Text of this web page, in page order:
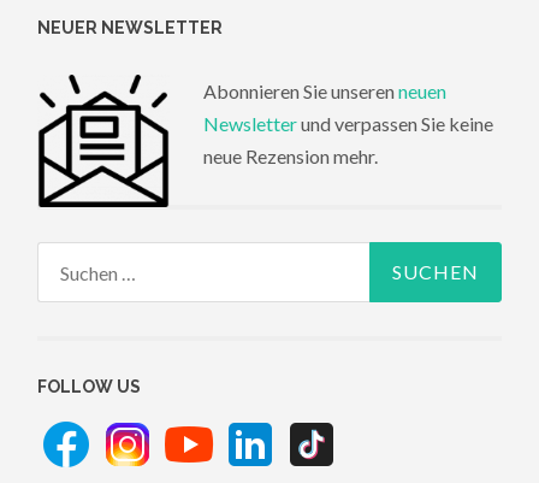
NEUER NEWSLETTER
Abonnieren Sie unseren neuen
Newsletterund verpassen Sie keine
neue Rezension mehr.
FOLLOW US